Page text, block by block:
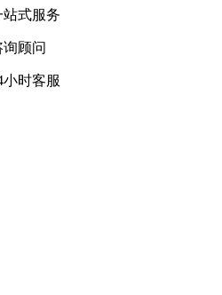
式服务
时客服